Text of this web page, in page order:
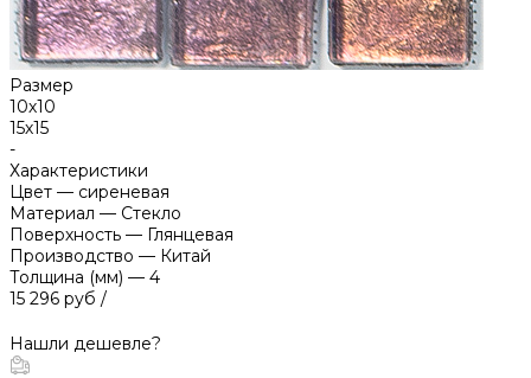
Размер
10х10
15х15
-
Характеристики
Цвет — сиреневая
Материал — Стекло
Поверхность — Глянцевая
Производство — Китай
Толщина (мм) — 4
15 296 руб /
Нашли дешевле?